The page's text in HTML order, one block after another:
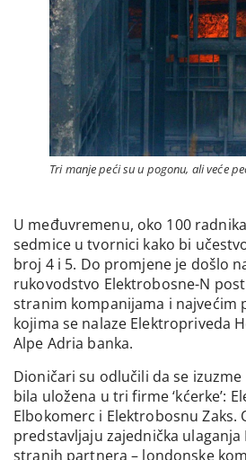
Tri manje peći su u pogonu, ali veće
U međuvremenu, oko 100
sedmice u tvornici kako bi
broj 4 i 5. Do promjene je došlo
rukovodstvo Elektrobosne-N
stranim kompanijama i najvećim
kojima se nalaze Elektropriveda
Alpe Adria banka.
Dioničari su odlučili da se
bila uložena u tri firme ‘kćerke’:
Elbokomerc i Elektrobosnu Zaks.
predstavljaju zajednička ulaganja
stranih partnera – londonske